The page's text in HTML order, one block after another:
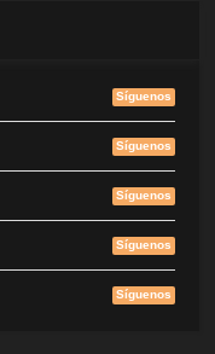
Síguenos
Síguenos
Síguenos
Síguenos
Síguenos